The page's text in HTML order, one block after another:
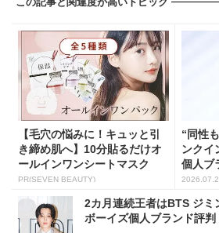
【毛穴の悩みに！キュッと引
き締め肌へ】10分貼るだけオ
ールインワンシートマスク
PR(SEVEN BEAUTY)
“同性
ンクイ
個人ブ
2カ月連続王者はBTS ジミ
ボーイズ個人ブランド評判